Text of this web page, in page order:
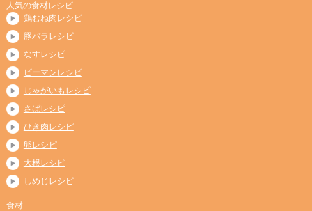
人気の食材レシピ
鶏むね肉レシピ
豚バラレシピ
なすレシピ
ピーマンレシピ
じゃがいもレシピ
さばレシピ
ひき肉レシピ
卵レシピ
大根レシピ
しめじレシピ
食材